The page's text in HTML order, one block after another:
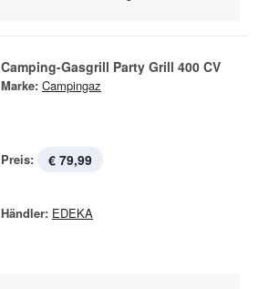
Camping-Gasgrill Party Grill 400 CV
Marke: Campingaz
Preis: € 79,99
Händler: EDEKA